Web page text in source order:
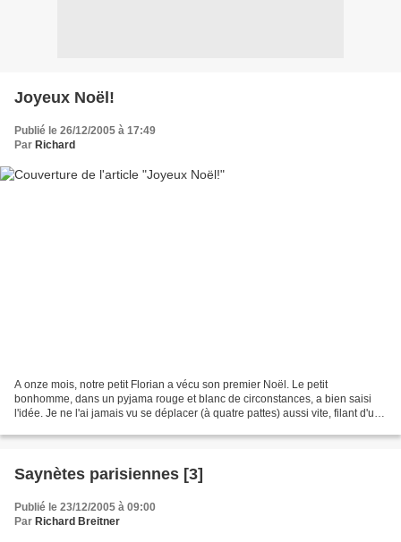
Joyeux Noël!
Publié le 26/12/2005 à 17:49
Par Richard
A onze mois, notre petit Florian a vécu son premier Noël. Le petit
bonhomme, dans un pyjama rouge et blanc de circonstances, a bien saisi
l'idée. Je ne l'ai jamais vu se déplacer (à quatre pattes) aussi vite, filant d'un
Saynètes parisiennes [3]
Publié le 23/12/2005 à 09:00
Par Richard Breitner